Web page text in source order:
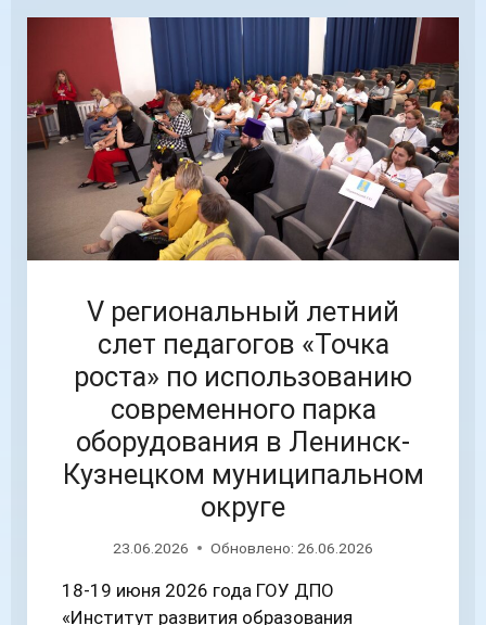
V региональный летний
слет педагогов «Точка
роста» по использованию
современного парка
оборудования в Ленинск-
Кузнецком муниципальном
округе
23.06.2026 Обновлено: 26.06.2026
18-19 июня 2026 года ГОУ ДПО
«Институт развития образования